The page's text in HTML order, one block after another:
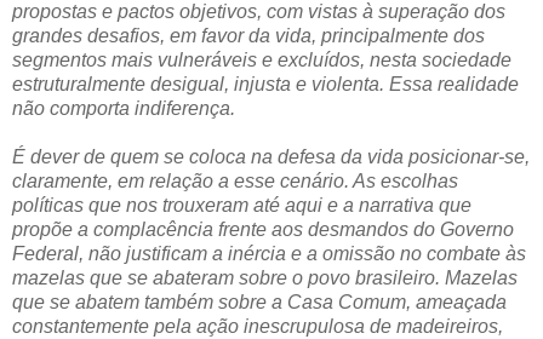
propostas e pactos objetivos, com vistas à superação dos
grandes desafios, em favor da vida, principalmente dos
segmentos mais vulneráveis e excluídos, nesta sociedade
estruturalmente desigual, injusta e violenta. Essa realidade
não comporta indiferença.
É dever de quem se coloca na defesa da vida posicionar-se,
claramente, em relação a esse cenário. As escolhas
políticas que nos trouxeram até aqui e a narrativa que
propõe a complacência frente aos desmandos do Governo
Federal, não justificam a inércia e a omissão no combate às
mazelas que se abateram sobre o povo brasileiro. Mazelas
que se abatem também sobre a Casa Comum, ameaçada
constantemente pela ação inescrupulosa de madeireiros,